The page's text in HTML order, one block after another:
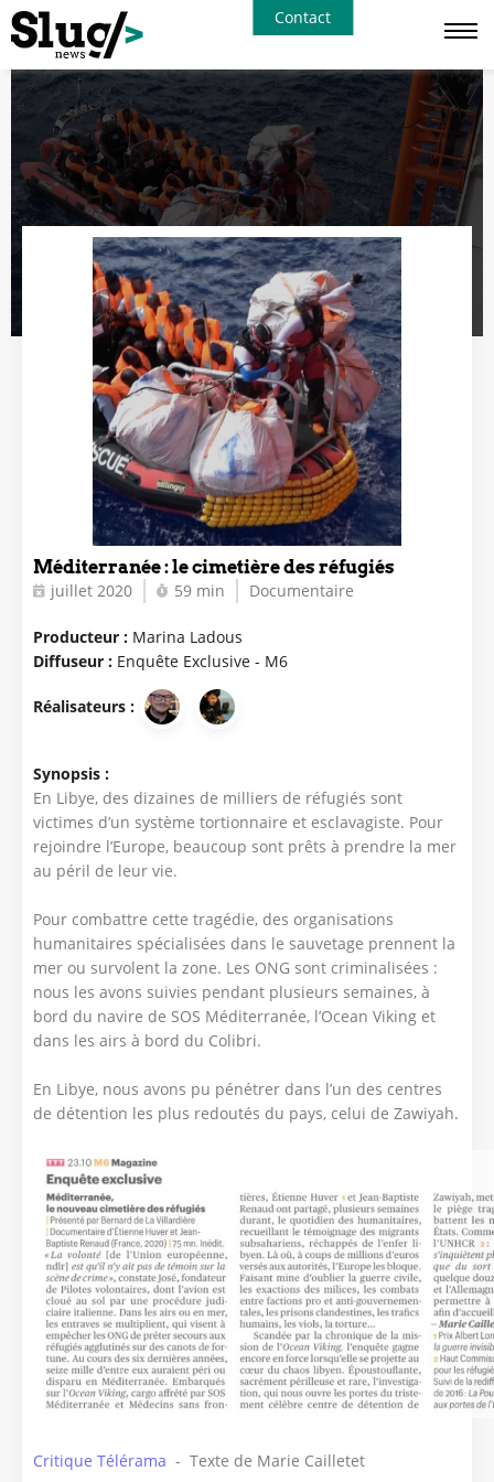
Contact
Méditerranée : le cimetière des réfugiés
juillet 2020
59 min Documentaire
Producteur : Marina Ladous
Diffuseur : Enquête Exclusive - M6
Réalisateurs :
Synopsis :
En Libye, des dizaines de milliers de réfugiés sont
victimes d’un système tortionnaire et esclavagiste. Pour
rejoindre l’Europe, beaucoup sont prêts à prendre la mer
au péril de leur vie.
Pour combattre cette tragédie, des organisations
humanitaires spécialisées dans le sauvetage prennent la
mer ou survolent la zone. Les ONG sont criminalisées :
nous les avons suivies pendant plusieurs semaines, à
bord du navire de SOS Méditerranée, l’Ocean Viking et
dans les airs à bord du Colibri.
En Libye, nous avons pu pénétrer dans l’un des centres
de détention les plus redoutés du pays, celui de Zawiyah.
Critique Télérama - Texte de Marie Cailletet